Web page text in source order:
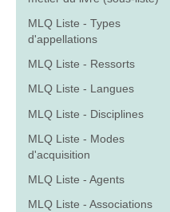
MLQ Liste - Types
d'appellations
MLQ Liste - Ressorts
MLQ Liste - Langues
MLQ Liste - Disciplines
MLQ Liste - Modes
d'acquisition
MLQ Liste - Agents
MLQ Liste - Associations